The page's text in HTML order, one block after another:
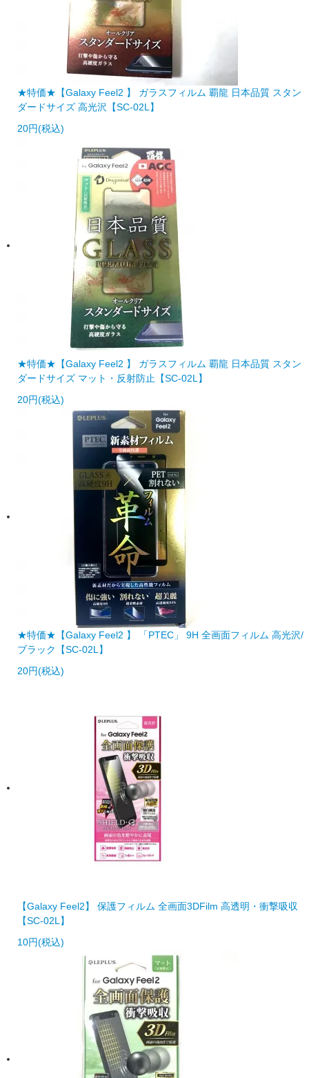
★特価★【Galaxy Feel2 】 ガラスフィルム 覇龍 日本品質 スタン
ダードサイズ 高光沢【SC-02L】
20円(税込)
★特価★【Galaxy Feel2 】 ガラスフィルム 覇龍 日本品質 スタン
ダードサイズ マット・反射防止【SC-02L】
20円(税込)
★特価★【Galaxy Feel2 】 「PTEC」 9H 全画面フィルム 高光沢/
ブラック【SC-02L】
20円(税込)
【Galaxy Feel2】 保護フィルム 全画面3DFilm 高透明・衝撃吸収
【SC-02L】
10円(税込)